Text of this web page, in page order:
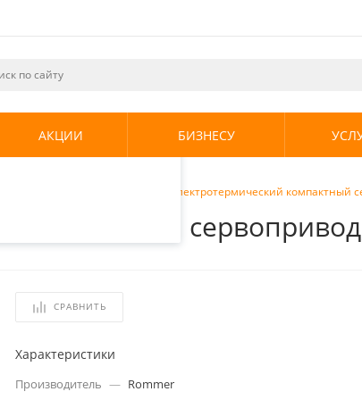
и
использования.
.
АКЦИИ БИЗНЕСУ
Rommer Электротермический
компактный
СРАВНИТЬ
Характеристики
Производитель — Rommer